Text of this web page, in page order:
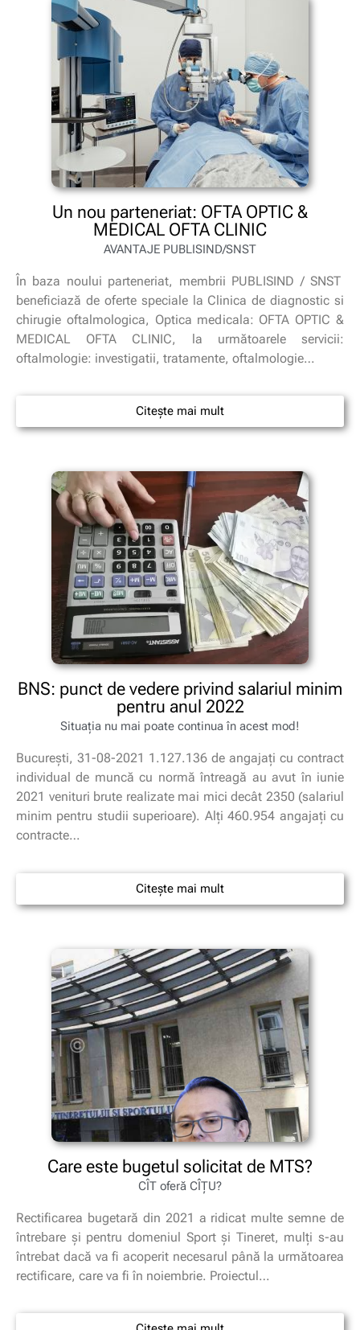
Un nou parteneriat: OFTA OPTIC &
MEDICAL OFTA CLINIC
AVANTAJE PUBLISIND/SNST
În baza noului parteneriat, membrii PUBLISIND / SNST
beneficiază de oferte speciale la Clinica de diagnostic si
chirugie oftalmologica, Optica medicala: OFTA OPTIC &
MEDICAL OFTA CLINIC, la următoarele servicii:
oftalmologie: investigatii, tratamente, oftalmologie…
Citește mai mult
BNS: punct de vedere privind salariul minim
pentru anul 2022
Situația nu mai poate continua în acest mod!
Bucureşti, 31-08-2021 1.127.136 de angajați cu contract
individual de muncă cu normă întreagă au avut în iunie
2021 venituri brute realizate mai mici decât 2350 (salariul
minim pentru studii superioare). Alți 460.954 angajați cu
contracte…
Citește mai mult
Care este bugetul solicitat de MTS?
CÎT oferă CÎȚU?
Rectificarea bugetară din 2021 a ridicat multe semne de
întrebare și pentru domeniul Sport și Tineret, mulți s-au
întrebat dacă va fi acoperit necesarul până la următoarea
rectificare, care va fi în noiembrie. Proiectul…